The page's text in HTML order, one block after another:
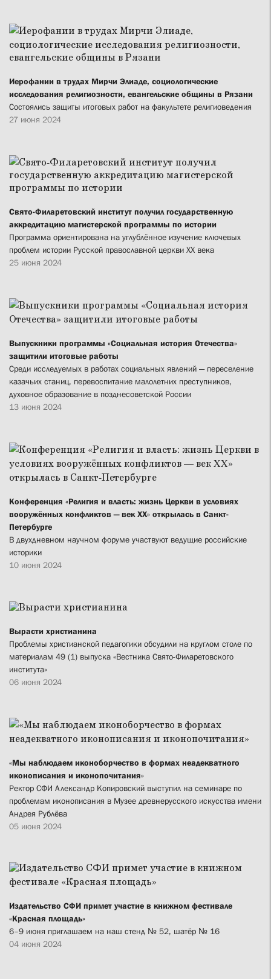
Иерофании в трудах Мирчи Элиаде, социологические
исследования религиозности, евангельские общины в Рязани
Состоялись защиты итоговых работ на факультете религиоведения
27 июня 2024
Свято-Филаретовский институт получил государственную
аккредитацию магистерской программы по истории
Программа ориентирована на углублённое изучение ключевых
проблем истории Русской православной церкви ХХ века
25 июня 2024
Выпускники программы «Социальная история Отечества»
защитили итоговые работы
Среди исследуемых в работах социальных явлений — переселение
казачьих станиц, перевоспитание малолетних преступников,
духовное образование в позднесоветской России
13 июня 2024
Конференция «Религия и власть: жизнь Церкви в условиях
вооружённых конфликтов — век XX» открылась в Санкт-
Петербурге
В двухдневном научном форуме участвуют ведущие российские
историки
10 июня 2024
Вырасти христианина
Проблемы христианской педагогики обсудили на круглом столе по
материалам 49 (1) выпуска «Вестника Свято-Филаретовского
института»
06 июня 2024
«Мы наблюдаем иконоборчество в формах неадекватного
иконописания и иконопочитания»
Ректор СФИ Александр Копировский выступил на семинаре по
проблемам иконописания в Музее древнерусского искусства имени
Андрея Рублёва
05 июня 2024
Издательство СФИ примет участие в книжном фестивале
«Красная площадь»
6–9 июня приглашаем на наш стенд № 52, шатёр № 16
04 июня 2024